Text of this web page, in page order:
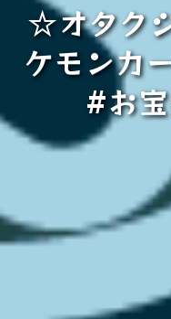
☆オタク
ケモンカ
#お